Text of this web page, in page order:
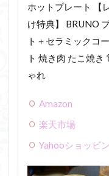
ホットプレート 【
け特典】 BRUNO
ト＋セラミックコ
ト 焼き肉 たこ焼
ゃれ
Amazon
楽天市場
Yahooショッピ